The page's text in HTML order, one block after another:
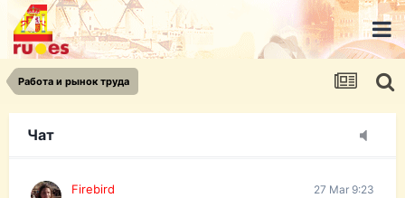
Работа и рынок труда
Чат
urist.dokument@gmail.com
https://pasport-ua.com/
Телеграмм @uristpassua
Firebird
Друзья - из России без VPN сайт и форум
Firebird 27 Mar 9:23